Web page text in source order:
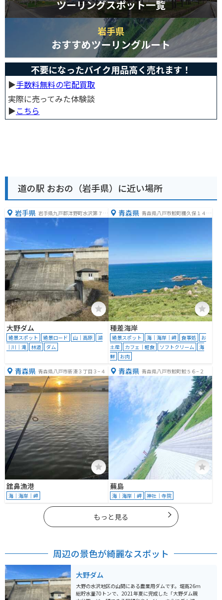
ツーリングスポット一覧
岩手県
おすすめツーリングルート
不要になったバイク用品高く売れます！
▶︎手数料無料の宅配買取
実際に売ってみた体験談
▶︎こちら
道の駅 おおの（岩手県）に近い場所
岩手県 岩手県九戸郡洋野町水沢第７地
割８０−１２
大野ダム
絶景スポット 絶景ロード 山｜高原
湖
｜川｜滝
林道 ダム
青森県 青森県八戸市鮫町棚久保１４
種差海岸
絶景スポット 海｜海岸｜岬 食事処
お
土産
カフェ｜軽食 ソフトクリーム
海
鮮
お肉
青森県 青森県八戸市新湊３丁目３−４
舘鼻漁港
海｜海岸｜岬
青森県 青森県八戸市鮫町鮫５６−２
蕪島
海｜海岸｜岬 神社｜寺院
もっと見る
周辺の景色が綺麗なスポット
大野ダム
大野の水沢地区の山間にある農業用ダムです。堤高26ｍ
総貯水量70トンで、2021年夏に完成した「大野ダム親